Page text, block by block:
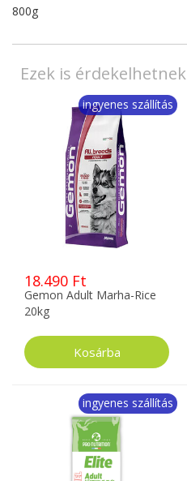
800g
Ezek is érdekelhetnek
ingyenes szállítás
18.490 Ft
Gemon Adult Marha-Rice
20kg
ingyenes szállítás